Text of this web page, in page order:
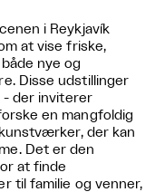
i Reykjavík
at vise friske,
nye og
Disse udstillinger
- der inviterer
en mangfoldig
der kan
Det er den
at finde
til familie og venner,